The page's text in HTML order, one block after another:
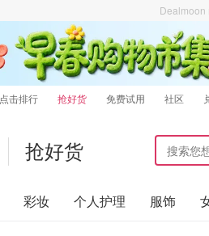
Dealmoon
点击排行 抢好货 免费试用 社区
抢好货
彩妆 个人护理 服饰